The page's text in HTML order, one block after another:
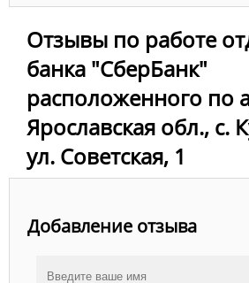
Отзывы по работе
банка "СберБанк"
расположенного по
Ярославская обл., с.
ул. Советская, 1
Добавление отзыва